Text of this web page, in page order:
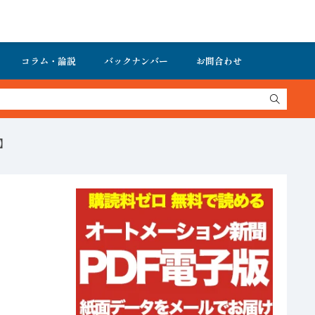
コラム・論説 バックナンバー お問合わせ